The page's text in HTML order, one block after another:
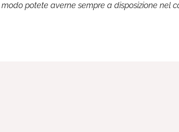
potete averne sempre a disposizione nel